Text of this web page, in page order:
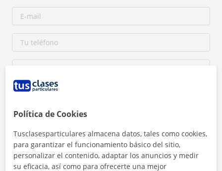
Contactar ahora
Política de Cookies
Tusclasesparticulares almacena datos, tales como cookies,
para garantizar el funcionamiento básico del sitio,
personalizar el contenido, adaptar los anuncios y medir
su eficacia, así como para ofrecerte una mejor